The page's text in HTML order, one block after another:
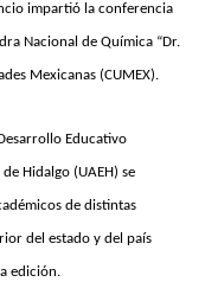
impartió la conferencia
Nacional de Química “Dr.
Mexicanas (CUMEX).
Educativo
Hidalgo (UAEH) se
de distintas
del estado y del país
edición.